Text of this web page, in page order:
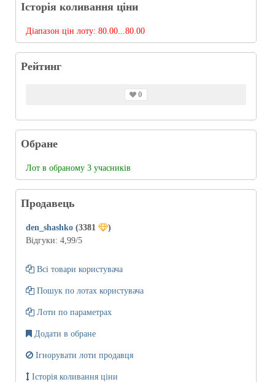
Історія коливання ціни
Діапазон цін лоту: 80.00...80.00
Рейтинг
0
Обране
Лот в обраному 3 учасників
Продавець
den_shashko (3381
)
Відгуки: 4,99/5
Всі товари користувача
Пошук по лотах користувача
Лоти по параметрах
Додати в обране
Ігнорувати лоти продавця
Історія коливання ціни